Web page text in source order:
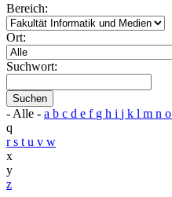
Bereich:
Ort:
Suchwort:
Suchen
- Alle - a b c d e f g h i j k l m n o
q
rs t u v w
x
y
z